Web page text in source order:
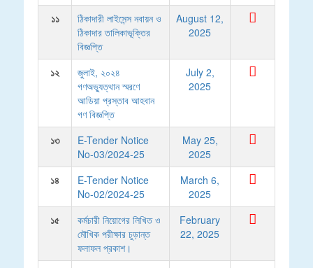
১১
ঠিকাদারী লাইসেন্স নবায়ন ও
ঠিকাদার তালিকাভূক্তির
বিজ্ঞপ্তি
August 12,
2025
১২
জুলাই, ২০২৪
গণঅভ্যুত্থান স্মরণে
আডিয়া প্রস্তাব আহবান
গণ বিজ্ঞপ্তি
July 2,
2025
১৩
E-Tender Notice
No-03/2024-25
May 25,
2025
১৪
E-Tender Notice
No-02/2024-25
March 6,
2025
১৫
কর্মচারী নিয়োগের লিখিত ও
মৌখিক পরীক্ষার চুড়ান্ত
ফলাফল প্রকাশ।
February
22, 2025